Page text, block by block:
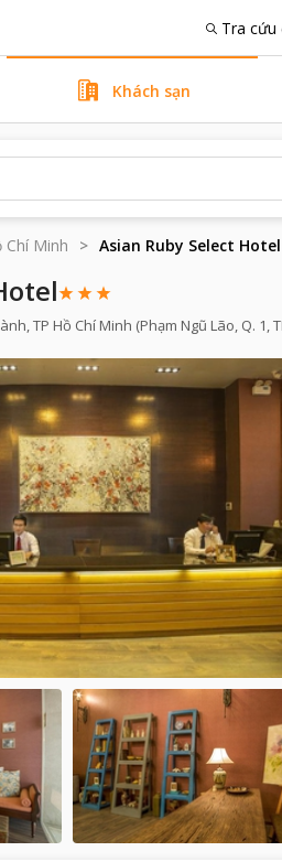
Tra cứu
Khách sạn
Chí Minh Asian Ruby Select Hotel
TP Hồ Chí Minh (Phạm Ngũ Lão, Q. 1,